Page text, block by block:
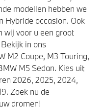
modellen hebben we
Hybride occasion. Ook
wij voor u een groot
in ons
M2 Coupe, M3 Touring,
M5 Sedan. Kies uit
2026, 2025, 2024,
Zoek nu de
dromen!